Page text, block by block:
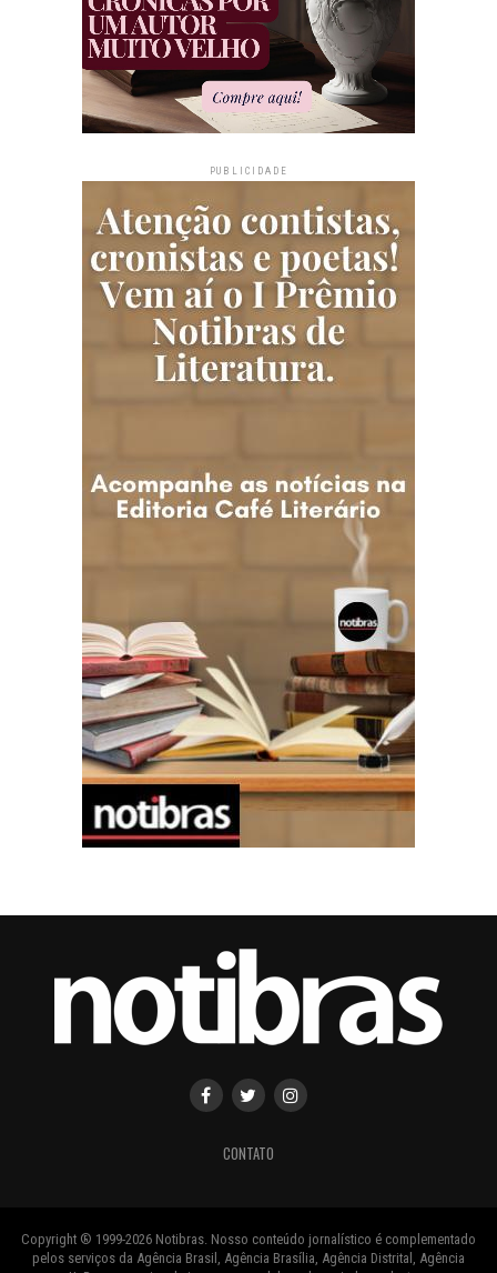
PUBLICIDADE
CONTATO
Copyright ® 1999-2026 Notibras. Nosso conteúdo jornalístico é complementado
pelos serviços da Agência Brasil, Agência Brasília, Agência Distrital, Agência